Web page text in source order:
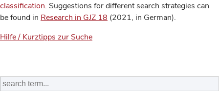
classification. Suggestions for different search strategies can
be found in Research in GJZ 18 (2021, in German).
Hilfe / Kurztipps zur Suche